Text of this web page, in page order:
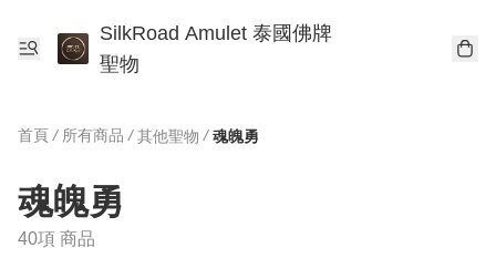
SilkRoad Amulet 泰國佛牌
聖物
首頁 / 所有商品 / 其他聖物 / 魂魄勇
魂魄勇
40項 商品